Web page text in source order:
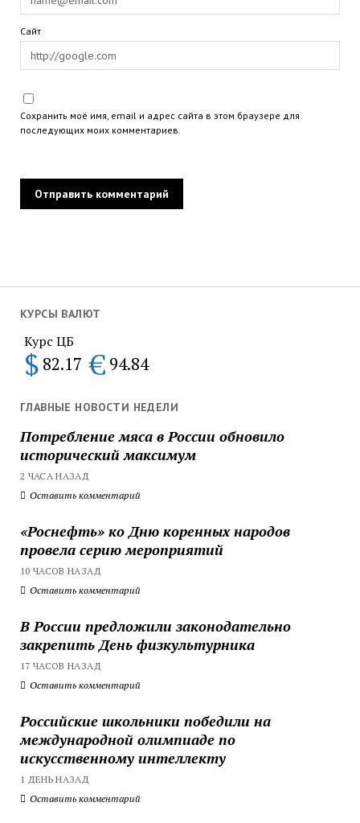
КУРСЫ ВАЛЮТ
Курс ЦБ
$ 82.17 € 94.84
ГЛАВНЫЕ НОВОСТИ НЕДЕЛИ
Потребление мяса в России обновило
исторический максимум
2 ЧАСА НАЗАД
Оставить комментарий
«Роснефть» ко Дню коренных народов
провела серию мероприятий
10 ЧАСОВ НАЗАД
Оставить комментарий
В России предложили законодательно
закрепить День физкультурника
17 ЧАСОВ НАЗАД
Оставить комментарий
Российские школьники победили на
международной олимпиаде по
искусственному интеллекту
1 ДЕНЬ НАЗАД
Оставить комментарий
Сайт
Сохранить моё имя, email и адрес сайта в этом браузере для
последующих моих комментариев.